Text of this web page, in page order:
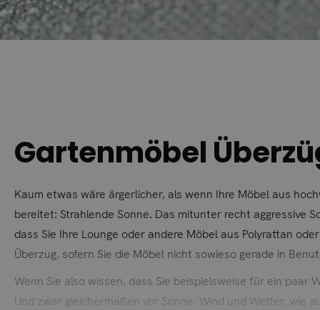
Gartenmöbel
Kaum etwas wäre ärgerlicher, als wenn Ihre Möbel aus
bereitet: Strahlende Sonne. Das mitunter recht aggressive
dass Sie Ihre Lounge oder andere Möbel aus Polyrattan
Überzug, sofern Sie die Möbel nicht sowieso gerade in
Wenn Sie also wissen, dass Sie beispielsweise für ein
Und zwar gleichermaßen vor Sonne, Wind und Wetter, wie